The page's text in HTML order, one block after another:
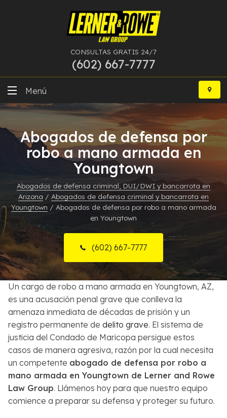
CONSULTAS GRATIS 24/7
(602) 667-7777
Ir
contenido
Menú
Delitos Graves
Más Especialidades
Recursos
Sobre Nosotros
Contactos
English
Buscar
Abogados de defensa por
robo a mano armada en
Youngtown
Abogados de defensa criminal, DUI/DWI y bancarrota en
Arizona / Abogados de defensa criminal y bancarrota en
Youngtown / Abogados de defensa por robo a mano armada
en Youngtown
(602) 667-7777
Un cargo de robo a mano armada en Youngtown, AZ,
es una acusación penal grave que conlleva la
amenaza inmediata de décadas de prisión y un
registro permanente de delito grave. El sistema de
justicia del Condado de Maricopa persigue estos
casos de manera agresiva, razón por la cual necesita
un competente abogado de defensa por robo a
mano armada en Youngtown de Lerner and Rowe
Law Group. Llámenos hoy para que nuestro equipo
comience a preparar su defensa y proteger su futuro.